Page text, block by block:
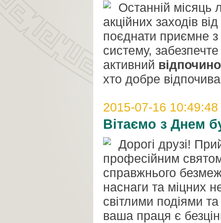
Останній місяць
акційних заходів
поєднати приємне
систему,
активний
хто добре
2015-07-16 10:49:48
Вітаємо з Днем
Дорогі друзі!
професійним
справжнього
наснаги та міцних
світлими подіями
ваша праця є